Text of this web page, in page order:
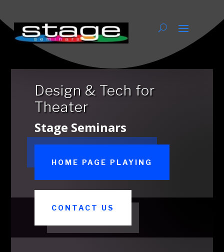
Home Page playing
Design & Tech for
Theater
Stage Seminars
HOME PAGE PLAYING
CONTACT US